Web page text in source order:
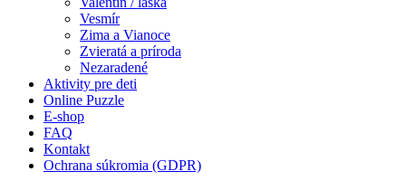
Medvedíkovia a koníky
Ovocie a zelenina
Rozprávky a rozprávkové postavy
Valentín / láska
Vesmír
Vesmír
Zima a Vianoce
Zvieratá a príroda
Nezaradené
Aktivity pre deti
Online Puzzle
E-shop
FAQ
Kontakt
Ochrana súkromia (GDPR)